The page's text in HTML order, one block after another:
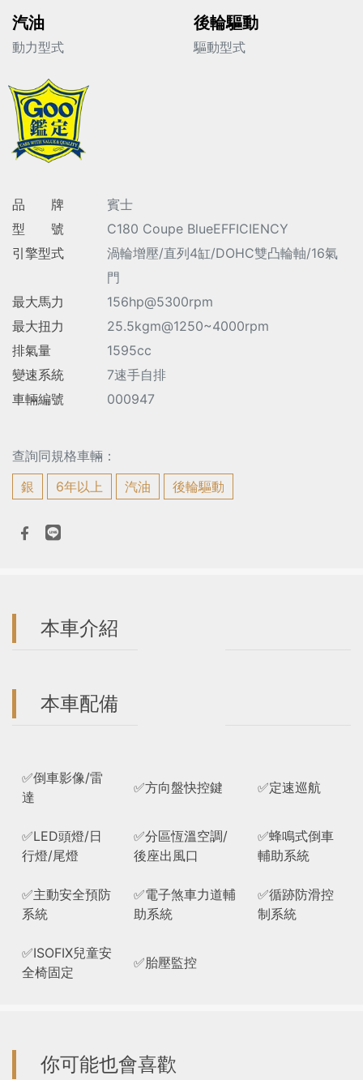
汽油
動力型式
後輪驅動
驅動型式
品 牌
賓士
型 號
C180 Coupe BlueEFFICIENCY
引擎型式
渦輪增壓/直列4缸/DOHC雙凸輪軸/16氣
門
最大馬力
156hp@5300rpm
最大扭力
25.5kgm@1250~4000rpm
排氣量
1595cc
變速系統
7速手自排
車輛編號
000947
查詢同規格車輛：
銀
6年以上 汽油 後輪驅動
本車介紹
本車配備
✅倒車影像/雷
達
✅方向盤快控鍵 ✅定速巡航
✅LED頭燈/日
行燈/尾燈
✅分區恆溫空調/
後座出風口
✅蜂鳴式倒車
輔助系統
✅主動安全預防
系統
✅電子煞車力道輔
助系統
✅循跡防滑控
制系統
✅ISOFIX兒童安
全椅固定
✅胎壓監控
你可能也會喜歡